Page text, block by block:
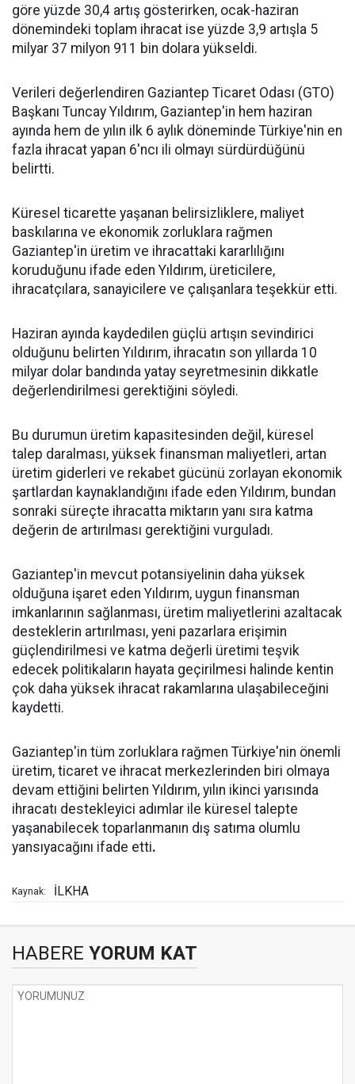
göre yüzde 30,4 artış gösterirken, ocak-haziran
dönemindeki toplam ihracat ise yüzde 3,9 artışla 5
milyar 37 milyon 911 bin dolara yükseldi.
Verileri değerlendiren Gaziantep Ticaret Odası (GTO)
Başkanı Tuncay Yıldırım, Gaziantep'in hem haziran
ayında hem de yılın ilk 6 aylık döneminde Türkiye'nin en
fazla ihracat yapan 6'ncı ili olmayı sürdürdüğünü
belirtti.
Küresel ticarette yaşanan belirsizliklere, maliyet
baskılarına ve ekonomik zorluklara rağmen
Gaziantep'in üretim ve ihracattaki kararlılığını
koruduğunu ifade eden Yıldırım, üreticilere,
ihracatçılara, sanayicilere ve çalışanlara teşekkür etti.
Haziran ayında kaydedilen güçlü artışın sevindirici
olduğunu belirten Yıldırım, ihracatın son yıllarda 10
milyar dolar bandında yatay seyretmesinin dikkatle
değerlendirilmesi gerektiğini söyledi.
Bu durumun üretim kapasitesinden değil, küresel
talep daralması, yüksek finansman maliyetleri, artan
üretim giderleri ve rekabet gücünü zorlayan ekonomik
şartlardan kaynaklandığını ifade eden Yıldırım, bundan
sonraki süreçte ihracatta miktarın yanı sıra katma
değerin de artırılması gerektiğini vurguladı.
Gaziantep'in mevcut potansiyelinin daha yüksek
olduğuna işaret eden Yıldırım, uygun finansman
imkanlarının sağlanması, üretim maliyetlerini azaltacak
desteklerin artırılması, yeni pazarlara erişimin
güçlendirilmesi ve katma değerli üretimi teşvik
edecek politikaların hayata geçirilmesi halinde kentin
çok daha yüksek ihracat rakamlarına ulaşabileceğini
kaydetti.
Gaziantep'in tüm zorluklara rağmen Türkiye'nin önemli
üretim, ticaret ve ihracat merkezlerinden biri olmaya
devam ettiğini belirten Yıldırım, yılın ikinci yarısında
ihracatı destekleyici adımlar ile küresel talepte
yaşanabilecek toparlanmanın dış satıma olumlu
yansıyacağını ifade etti.
Kaynak: İLKHA
HABERE YORUM KAT